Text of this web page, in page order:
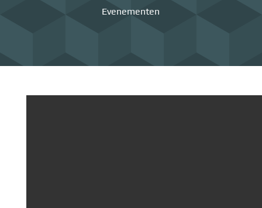
Evenementen